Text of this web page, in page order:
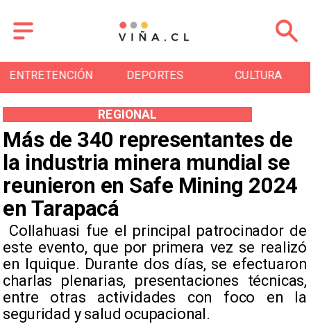
DEPORTES CULTURA TURISMO
Más de 340 representantes de
la industria minera mundial se
reunieron en Safe Mining 2024
en Tarapacá
​ Collahuasi fue el principal patrocinador de
este evento, que por primera vez se realizó
en Iquique. Durante dos días, se efectuaron
charlas plenarias, presentaciones técnicas,
entre otras actividades con foco en la
seguridad y salud ocupacional. ​
REGIONAL